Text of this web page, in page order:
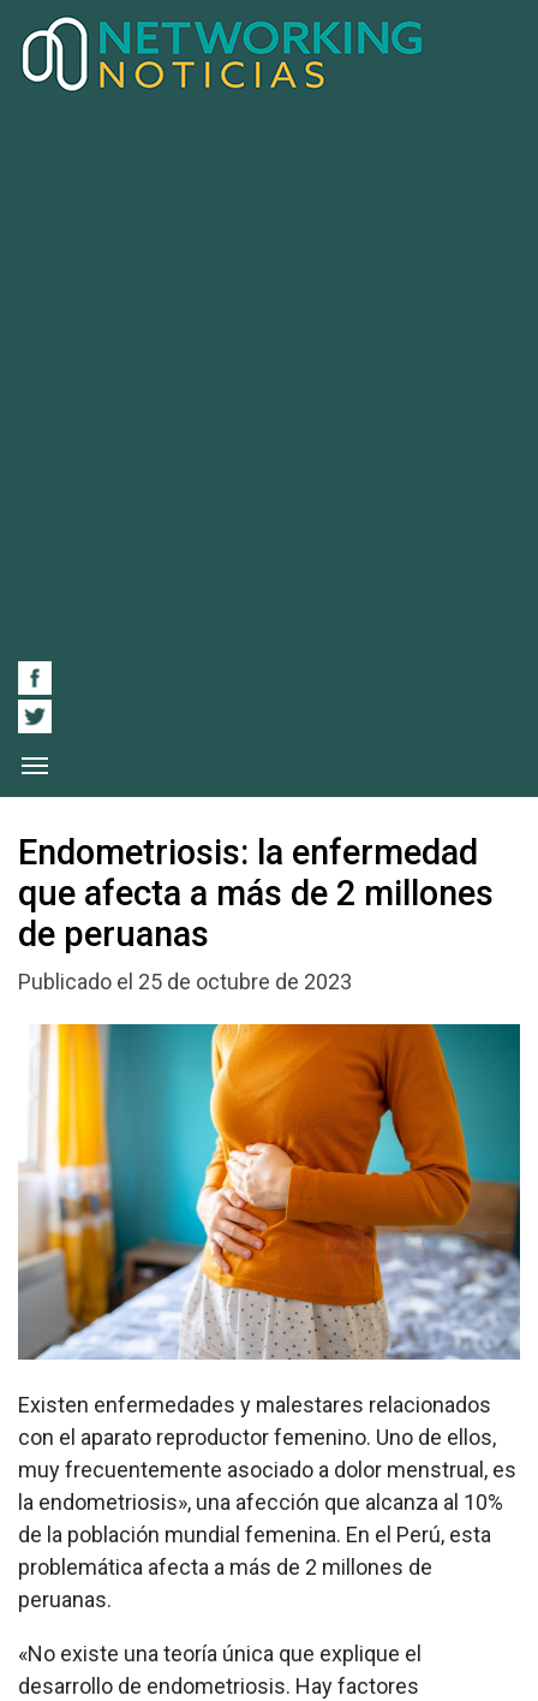
Endometriosis: la enfermedad
que afecta a más de 2 millones
de peruanas
Publicado el 25 de octubre de 2023
Existen enfermedades y malestares relacionados
con el aparato reproductor femenino. Uno de ellos,
muy frecuentemente asociado a dolor menstrual, es
la endometriosis», una afección que alcanza al 10%
de la población mundial femenina. En el Perú, esta
problemática afecta a más de 2 millones de
peruanas.
«No existe una teoría única que explique el
desarrollo de endometriosis. Hay factores